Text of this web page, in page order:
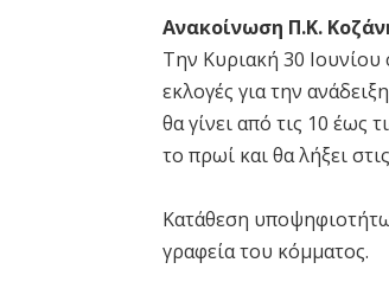
Ανακοίνωση Π.Κ.
Την Κυριακή 30
εκλογές για την
θα γίνει από τις 10 έως
το πρωί και θα λήξει
Κατάθεση
γραφεία του κόμματος.